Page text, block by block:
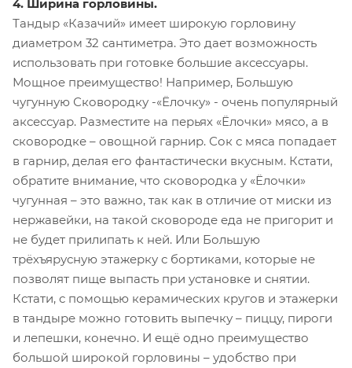
4. Ширина горловины.
Тандыр «Казачий» имеет широкую горловину
диаметром 32 сантиметра. Это дает возможность
использовать при готовке большие аксессуары.
Мощное преимущество! Например, Большую
чугунную Сковородку -«Ёлочку» - очень популярный
аксессуар. Разместите на перьях «Ёлочки» мясо, а в
сковородке – овощной гарнир. Сок с мяса попадает
в гарнир, делая его фантастически вкусным. Кстати,
обратите внимание, что сковородка у «Ёлочки»
чугунная – это важно, так как в отличие от миски из
нержавейки, на такой сковороде еда не пригорит и
не будет прилипать к ней. Или Большую
трёхъярусную этажерку с бортиками, которые не
позволят пище выпасть при установке и снятии.
Кстати, с помощью керамических кругов и этажерки
в тандыре можно готовить выпечку – пиццу, пироги
и лепешки, конечно. И ещё одно преимущество
большой широкой горловины – удобство при